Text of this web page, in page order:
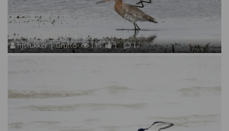
hjstukker | Grutto 135 1 17